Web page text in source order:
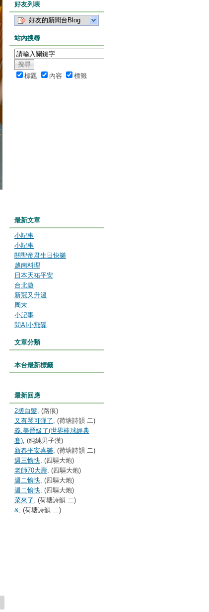
好友列表
好友的新聞台Blog
站內搜尋
標題 內容 標籤
最新文章
小記事
小記事
關聖帝君生日快樂
越南料理
日本天祐平安
台北遊
新冠又升溫
周末
小記事
問AI小飛碟
文章分類
本台最新標籤
最新回應
2搓白髮, (路痕)
又有琴可彈了 , (荷塘詩韻 二)
義.美晉級了(世界棒球經典
賽), (純純男子漢)
新春平安喜樂, (荷塘詩韻 二)
週三愉快, (四驅大炮)
老師70大壽, (四驅大炮)
週二愉快, (四驅大炮)
週二愉快, (四驅大炮)
菜來了 , (荷塘詩韻 二)
&, (荷塘詩韻 二)